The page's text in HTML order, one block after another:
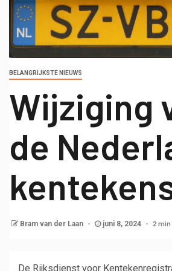
BELANGRIJKSTE NIEUWS
Wijziging
de
Bram van der Laan juni 8, 2024 2 min
De Rijksdienst voor